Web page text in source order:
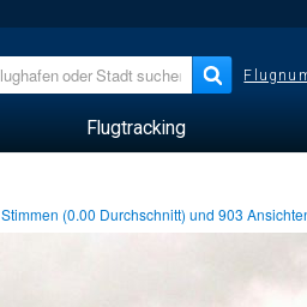
Flugtracking
Stimmen (0.00 Durchschnitt) und903